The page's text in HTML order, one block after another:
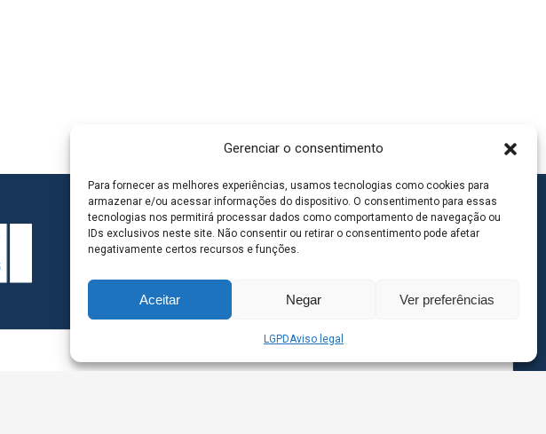
Gerenciar o consentimento
Para fornecer as melhores experiências, usamos tecnologias como cookies para
armazenar e/ou acessar informações do dispositivo. O consentimento para essas
tecnologias nos permitirá processar dados como comportamento de navegação ou
IDs exclusivos neste site. Não consentir ou retirar o consentimento pode afetar
negativamente certos recursos e funções.
Aceitar Negar Ver preferências
LGPDAviso legal